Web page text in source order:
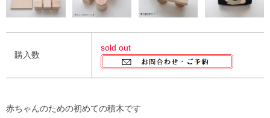
購入数
sold out
赤ちゃんのための初めての積木です